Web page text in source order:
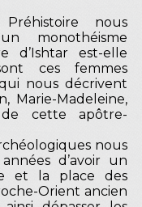
nous
monothéisme
d’Ishtar est-elle
ces femmes
nous décrivent
Marie-Madeleine,
cette apôtre-
nous
d’avoir un
et la place des
Orient ancien